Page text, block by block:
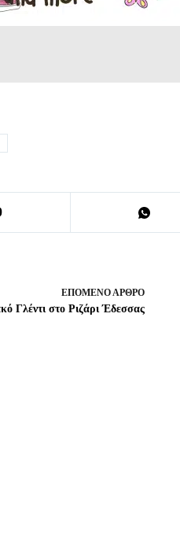
ΕΠΌΜΕΝΟ ΆΡΘΡΟ
Γλέντι στο Ριζάρι Έδεσσας